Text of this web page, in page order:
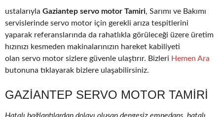
ustalarıyla Gaziantep servo motor Tamiri, Sarımı ve Bakımı
servislerinde servo motor için gerekli arıza tespitlerini
yaparak referanslarında da rahatlıkla görüleceği üzere üretim
hızınızı kesmeden makinalarınızın hareket kabiliyeti
olan servo motor sizlere güvenle ulaştırır. Bizleri Hemen Ara
butonuna tıklayarak bizlere ulaşabilirsiniz.
GAZIANTEP SERVO MOTOR TAMIRI